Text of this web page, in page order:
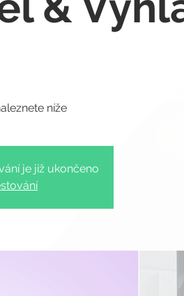
Detaily a podmínky testování naleznete níže
je již ukončeno